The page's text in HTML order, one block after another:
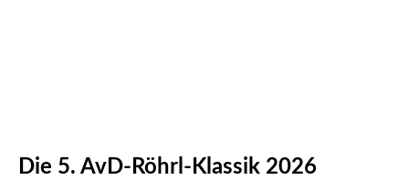
Die 5. AvD-Röhrl-Klassik 2026